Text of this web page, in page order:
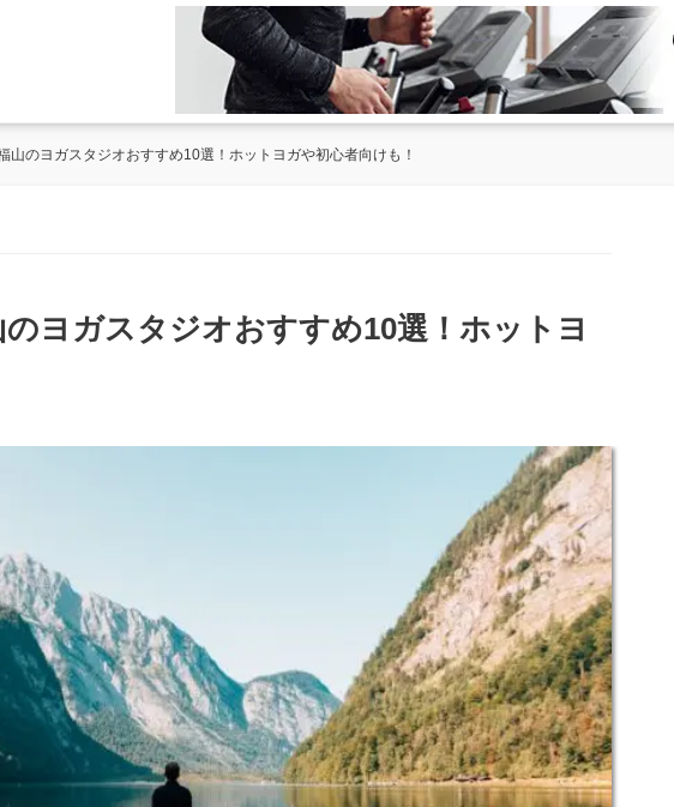
山のヨガスタジオおすすめ10選！ホットヨガや初心者向けも！
のヨガスタジオおすすめ10選！ホットヨ